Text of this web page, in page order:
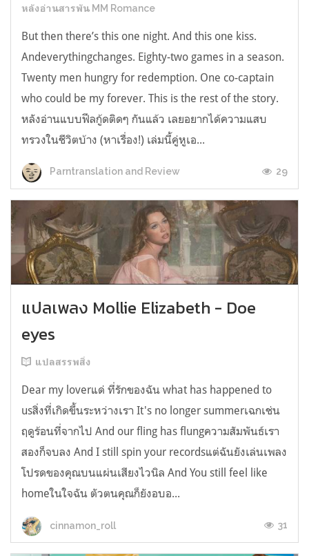
หลังอ่านสารพัน MM Romance
But then there’s this one night. And this one kiss.
Andeverythingchanges. Eighty-two games in a season.
Twenty men hungry for redemption. One co-captain
who could be my forever. This is the rest of the story.
หลังอ่านแบบฟีลกู้ดติดๆ กันแล้ว เลยอยากได้ความแสบ
ทรวงในชีวิตบ้าง (หาเรื่อง!) เล่มนี้คู่หูเอ...
Parntranslation and Review 29
แปลเพลง Mollie Elizabeth - Doe
eyes
แปลสรรพสิ่ง
Dear my loverแด่ ที่รักของฉัน what has happened to
usสิ่งที่เกิดขึ้นระหว่างเรา It's no longer summerเฉกเช่น
ฤดูร้อนที่จากไป And our fling has flungความสัมพันธ์เรา
สองก็จบลง And I still spin your recordsแต่ฉันยังเล่นเพลง
โปรดของคุณบนแผ่นเสียงไวนิล And You still feel like
homeในใจฉัน ตัวตนคุณก็ยังอบอ...
cinnamon_roll 31